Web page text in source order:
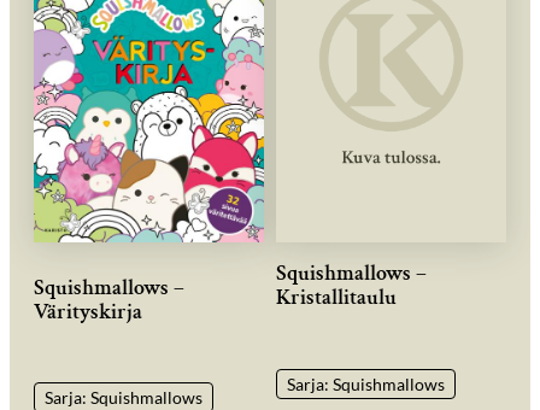
Squishmallows –
Värityskirja
Sarja: Squishmallows
Squishmallows –
Kristallitaulu
Sarja: Squishmallows